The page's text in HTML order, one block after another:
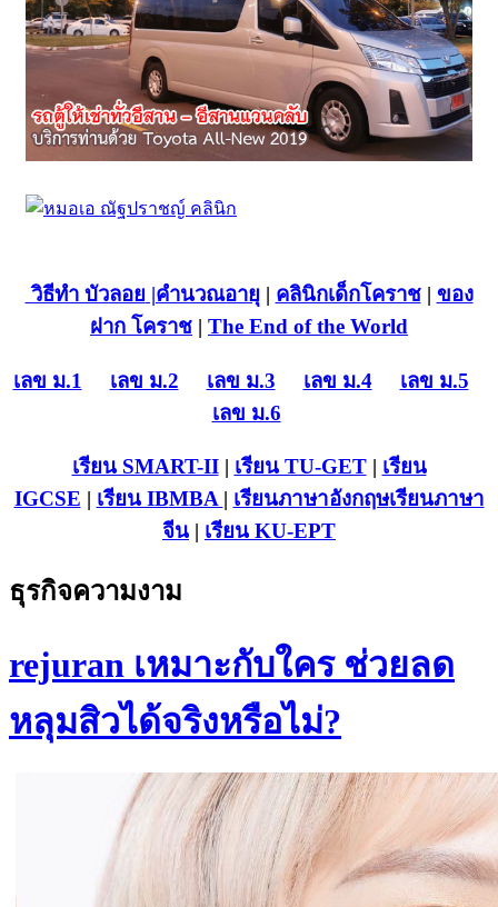
วิธีทำ บัวลอย |คำนวณอายุ | คลินิกเด็กโคราช| ของ
ฝาก โคราช | The End of the World
เลข ม.1 เลข ม.2 เลข ม.3 เลข ม.4
เลข ม.5
เลข ม.6
เรียน SMART-II| เรียน TU-GET| เรียน
IGCSE | เรียน IBMBA | เรียนภาษาอังกฤษเรียนภาษา
จีน | เรียน KU-EPT
ธุรกิจความงาม
rejuran เหมาะกับใคร ช่วยลด
หลุมสิวได้จริงหรือไม่?